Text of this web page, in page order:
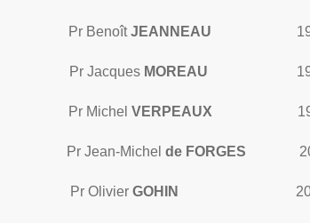
Pr BenoîtJEANNEAU 1983 -
Pr Jacques MOREAU 1988
Pr Michel VERPEAUX 1996
Pr Jean-Michel de FORGES 2001
Pr Olivier GOHIN 2009 -